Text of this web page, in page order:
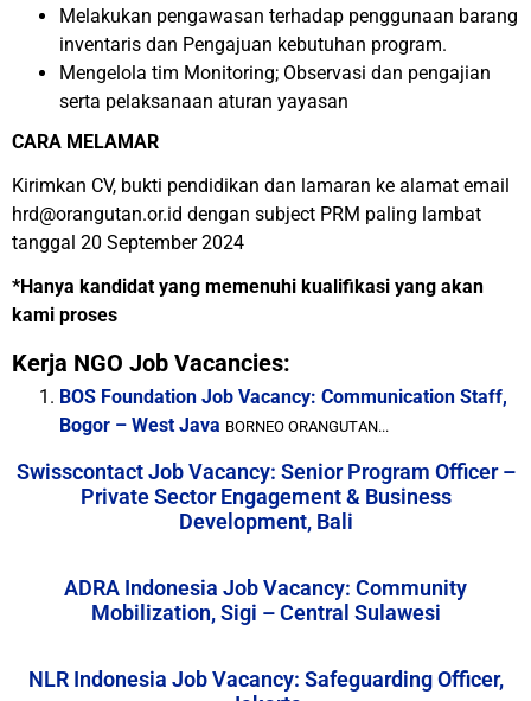
Melakukan pengawasan terhadap penggunaan barang
inventaris dan Pengajuan kebutuhan program.
Mengelola tim Monitoring; Observasi dan pengajian
serta pelaksanaan aturan yayasan
CARA MELAMAR
Kirimkan CV, bukti pendidikan dan lamaran ke alamat email
hrd@orangutan.or.id dengan subject PRM paling lambat
tanggal 20 September 2024
*Hanya kandidat yang memenuhi kualifikasi yang akan
kami proses
Kerja NGO Job Vacancies:
BOS Foundation Job Vacancy: Communication Staff,
Bogor – West Java BORNEO ORANGUTAN...
Swisscontact Job Vacancy: Senior Program Officer –
Private Sector Engagement & Business
Development, Bali
ADRA Indonesia Job Vacancy: Community
Mobilization, Sigi – Central Sulawesi
NLR Indonesia Job Vacancy: Safeguarding Officer,